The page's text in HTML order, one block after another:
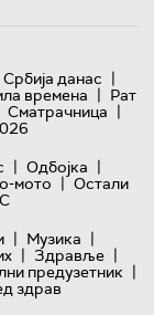
Србија данас |
времена | Рат
Сматрачница |
| Одбојка |
мото | Остали
| Музика |
| Здравље |
предузетник |
здрав